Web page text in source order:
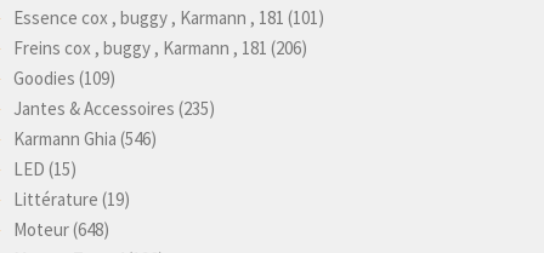
Essence cox , buggy , Karmann , 181 (101)
Freins cox , buggy , Karmann , 181 (206)
Goodies (109)
Jantes & Accessoires (235)
Karmann Ghia (546)
LED (15)
Littérature (19)
Moteur(648)